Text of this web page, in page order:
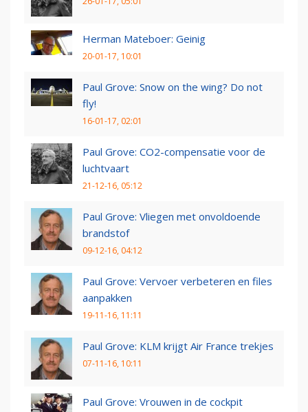
Herman Mateboer: Geinig
20-01-17, 10:01
Paul Grove: Snow on the wing? Do not
fly!
16-01-17, 02:01
Paul Grove: CO2-compensatie voor de
luchtvaart
21-12-16, 05:12
Paul Grove: Vliegen met onvoldoende
brandstof
09-12-16, 04:12
Paul Grove: Vervoer verbeteren en files
aanpakken
19-11-16, 11:11
Paul Grove: KLM krijgt Air France trekjes
07-11-16, 10:11
Paul Grove: Vrouwen in de cockpit